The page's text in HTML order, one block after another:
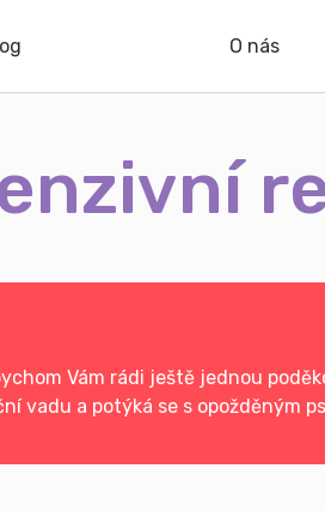
O nás
Vám rádi ještě jednou
vadu a potýká se s opožděným